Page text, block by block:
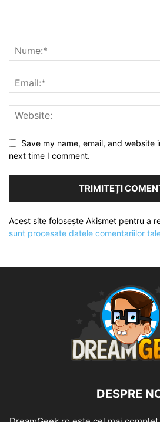
Save my name, email, and website
next time I comment.
Acest site folosește Akismet pentru a
sunt procesate datele comentariilor
DESPRE